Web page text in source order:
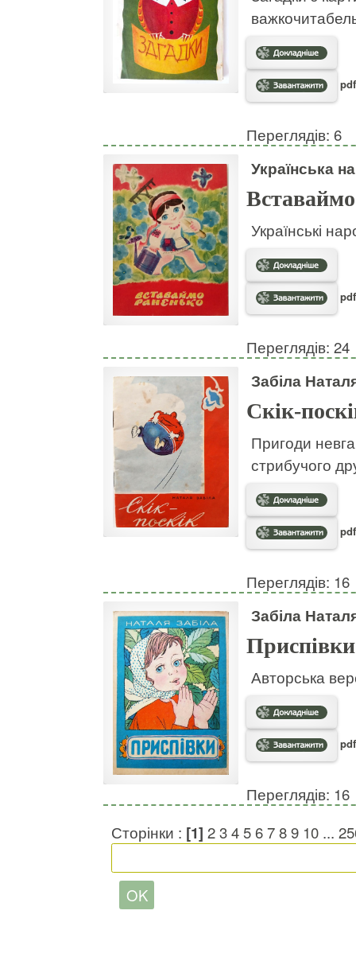
Переглядів: 6
Українська
Українські
Переглядів: 24
Забіла
Скік-
Пригоди
стрибучого
Переглядів: 16
Забіла
Приспівки
Авторська
Переглядів: 16
Сторінки : [1] 23456789 10 ...